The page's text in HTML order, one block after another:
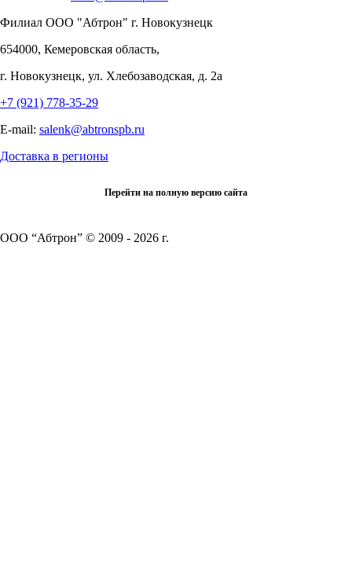
Филиал OOO "Абтрон" г. Новокузнецк
654000, Кемеровская область,
г. Новокузнецк, ул. Хлебозаводская, д. 2а
+7 (921) 778-35-29
E-mail: salenk@abtronspb.ru
Доставка в регионы
Перейти на полную версию сайта
ООО “Абтрон” © 2009 - 2026 г.